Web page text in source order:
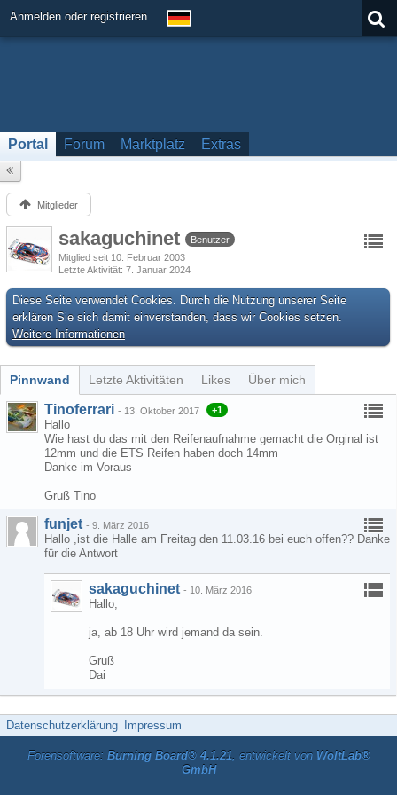
Anmelden oder registrieren
Portal Forum Marktplatz Extras
Mitglieder
sakaguchinet
Benutzer
Mitglied seit 10. Februar 2003
Letzte Aktivität 7. Januar 2024
Diese Seite verwendet Cookies. Durch die Nutzung unserer Seite
erklären Sie sich damit einverstanden, dass wir Cookies setzen.
Weitere Informationen
Pinnwand Letzte Aktivitäten Likes Über mich
Tinoferrari - 13. Oktober 2017 +1
Hallo
Wie hast du das mit den Reifenaufnahme gemacht die Orginal ist
12mm und die ETS Reifen haben doch 14mm
Danke im Voraus
Gruß Tino
funjet - 9. März 2016
Hallo ,ist die Halle am Freitag den 11.03.16 bei euch offen?? Danke
für die Antwort
sakaguchinet - 10. März 2016
Hallo,
ja, ab 18 Uhr wird jemand da sein.
Gruß
Dai
Datenschutzerklärung Impressum
Forensoftware: Burning Board® 4.1.21, entwickelt von WoltLab®
GmbH